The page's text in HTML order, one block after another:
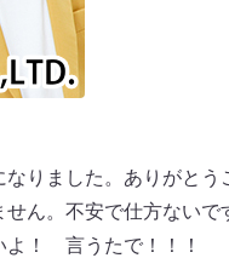
りました。ありがと
ん。不安で仕方ない
！ 言うたで！！！